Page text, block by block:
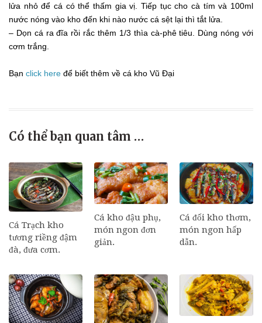
lửa nhỏ để cá có thể thấm gia vị. Tiếp tục cho cà tím và 100ml
nước nóng vào kho đến khi nào nước cá sệt lại thì tắt lửa.
– Dọn cá ra đĩa rồi rắc thêm 1/3 thìa cà-phê tiêu. Dùng nóng với
cơm trắng.
Bạn click here để biết thêm về cá kho Vũ Đại
Có thể bạn quan tâm …
Cá Trạch kho
tương riềng đậm
đà, đưa cơm.
Cá kho đậu phụ,
món ngon đơn
giản.
Cá đối kho thơm,
món ngon hấp
dẫn.